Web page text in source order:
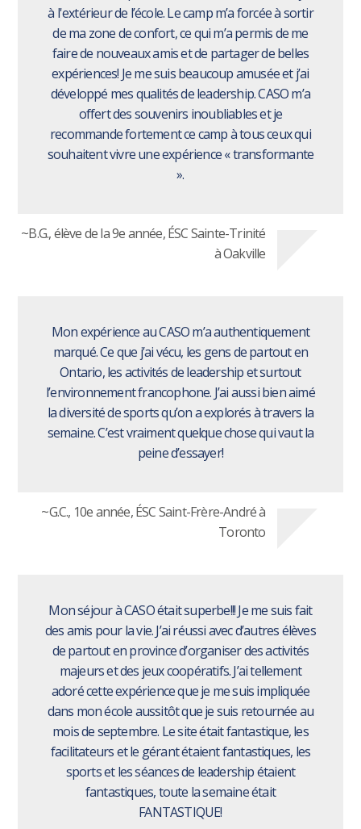
à l'extérieur de l’école. Le camp m’a forcée à sortir
de ma zone de confort, ce qui m’a permis de me
faire de nouveaux amis et de partager de belles
expériences! Je me suis beaucoup amusée et j’ai
développé mes qualités de leadership. CASO m’a
offert des souvenirs inoubliables et je
recommande fortement ce camp à tous ceux qui
souhaitent vivre une expérience « transformante
».
~B.G., élève de la 9e année, ÉSC Sainte-Trinité
à Oakville
Mon expérience au CASO m’a authentiquement
marqué. Ce que j’ai vécu, les gens de partout en
Ontario, les activités de leadership et surtout
l’environnement francophone. J’ai aussi bien aimé
la diversité de sports qu’on a explorés à travers la
semaine. C’est vraiment quelque chose qui vaut la
peine d’essayer!
~G.C., 10e année, ÉSC Saint-Frère-André à
Toronto
Mon séjour à CASO était superbe!!! Je me suis fait
des amis pour la vie. J’ai réussi avec d’autres élèves
de partout en province d’organiser des activités
majeurs et des jeux coopératifs. J’ai tellement
adoré cette expérience que je me suis impliquée
dans mon école aussitôt que je suis retournée au
mois de septembre. Le site était fantastique, les
facilitateurs et le gérant étaient fantastiques, les
sports et les séances de leadership étaient
fantastiques, toute la semaine était
FANTASTIQUE!